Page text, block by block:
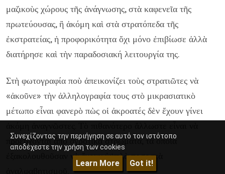
μαζικοὺς χώρους τῆς ἀνάγνωσης, στὰ καφενεῖα τῆς
πρωτεύουσας, ἢ ἀκόμη καὶ στὰ στρατόπεδα τῆς
ἐκστρατείας, ἡ προφορικότητα ὄχι μόνο ἐπιβίωσε ἀλλὰ
διατήρησε καὶ τὴν παραδοσιακή λειτουργία της.
Στὴ φωτογραφία ποὺ ἀπεικονίζει τοὺς στρατιῶτες νὰ
«ἀκοῦνε» τὴν ἀλληλογραφία τους στὸ μικρασιατικὸ
μέτωπο εἶναι φανερὸ πὼς οἱ ἀκροατές δὲν ἔχουν γίνει
προέρχονται ἀπὸ ἀγροτικὰ στρώματα, τὰ ὁποῖα
ἐξακολουθοῦσαν νὰ ἔχουν ὑψηλὰ ποσοστὰ
Συνεχίζοντας την περιήγηση σε αυτό τον ιστότοπο
αποδέχεστε την χρήση των cookies
Learn More Got it!